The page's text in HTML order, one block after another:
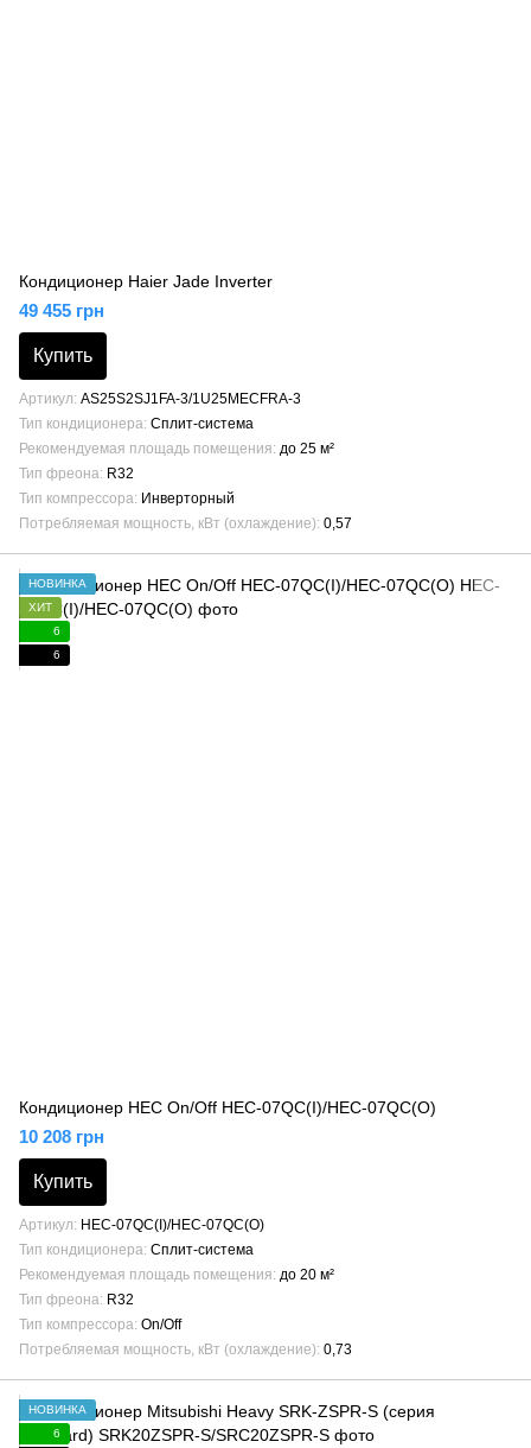
Кондиционер Haier Jade Inverter
49 455 грн
Купить
Артикул AS25S2SJ1FA-3/1U25MECFRA-3
Тип кондиционера Сплит-система
Рекомендуемая площадь помещения до 25 м²
Тип фреона R32
Тип компрессора Инверторный
Потребляемая мощность, кВт (охлаждение) 0,57
НОВИНКА
ХИТ
6
6
Кондиционер HEC On/Off HEC-07QC(I)/HEC-07QC(O)
10 208 грн
Купить
Артикул
HEC-07QC(I)/HEC-07QC(O)
Тип кондиционера Сплит-система
Рекомендуемая площадь помещения до 20 м²
Тип фреона R32
Тип компрессора On/Off
Потребляемая мощность, кВт (охлаждение) 0,73
НОВИНКА
6